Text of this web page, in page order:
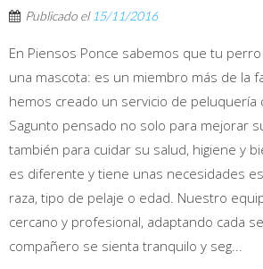
Publicado el 15/11/2016
En Piensos Ponce sabemos que tu
una mascota: es un miembro más de la
hemos creado un servicio de peluquería
Sagunto pensado no solo para mejorar
también para cuidar su salud, higiene y
es diferente y tiene unas necesidades
raza, tipo de pelaje o edad. Nuestro
cercano y profesional, adaptando cada
compañero se sienta tranquilo y seg...